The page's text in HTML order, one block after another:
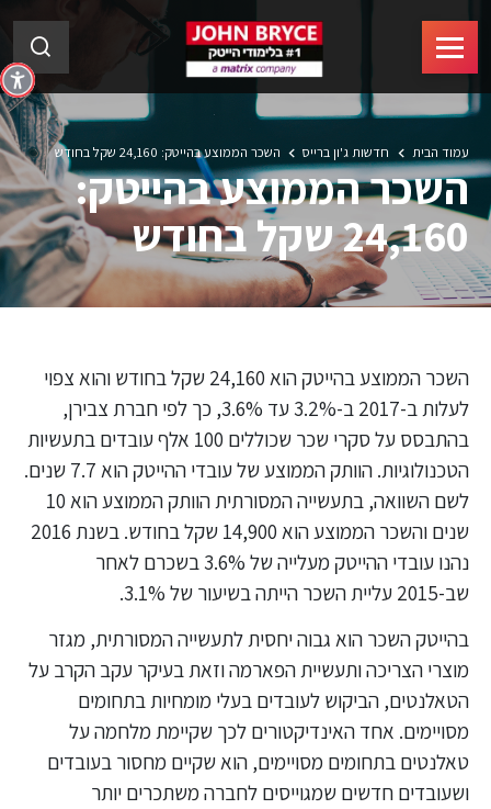
עמוד הבית חדשות ג'ון ברייס השכר הממוצע בהייטק: 24,160 שקל בחודש
השכר הממוצע בהייטק:
24,160 שקל בחודש
השכר הממוצע בהייטק הוא 24,160 שקל בחודש והוא צפוי
לעלות ב-2017 ב-3.2% עד 3.6%, כך לפי חברת צבירן,
בהתבסס על סקרי שכר שכוללים 100 אלף עובדים בתעשיות
הטכנולוגיות. הוותק הממוצע של עובדי ההייטק הוא 7.7 שנים.
לשם השוואה, בתעשייה המסורתית הוותק הממוצע הוא 10
שנים והשכר הממוצע הוא 14,900 שקל בחודש. בשנת 2016
נהנו עובדי ההייטק מעלייה של 3.6% בשכרם לאחר
שב-2015 עליית השכר הייתה בשיעור של 3.1%.
בהייטק השכר הוא גבוה יחסית לתעשייה המסורתית, מגזר
מוצרי הצריכה ותעשיית הפארמה וזאת בעיקר עקב הקרב על
הטאלנטים, הביקוש לעובדים בעלי מומחיות בתחומים
מסויימים. אחד האינדיקטורים לכך שקיימת מלחמה על
טאלנטים בתחומים מסויימים, הוא שקיים מחסור בעובדים
ושעובדים חדשים שמגוייסים לחברה משתכרים יותר